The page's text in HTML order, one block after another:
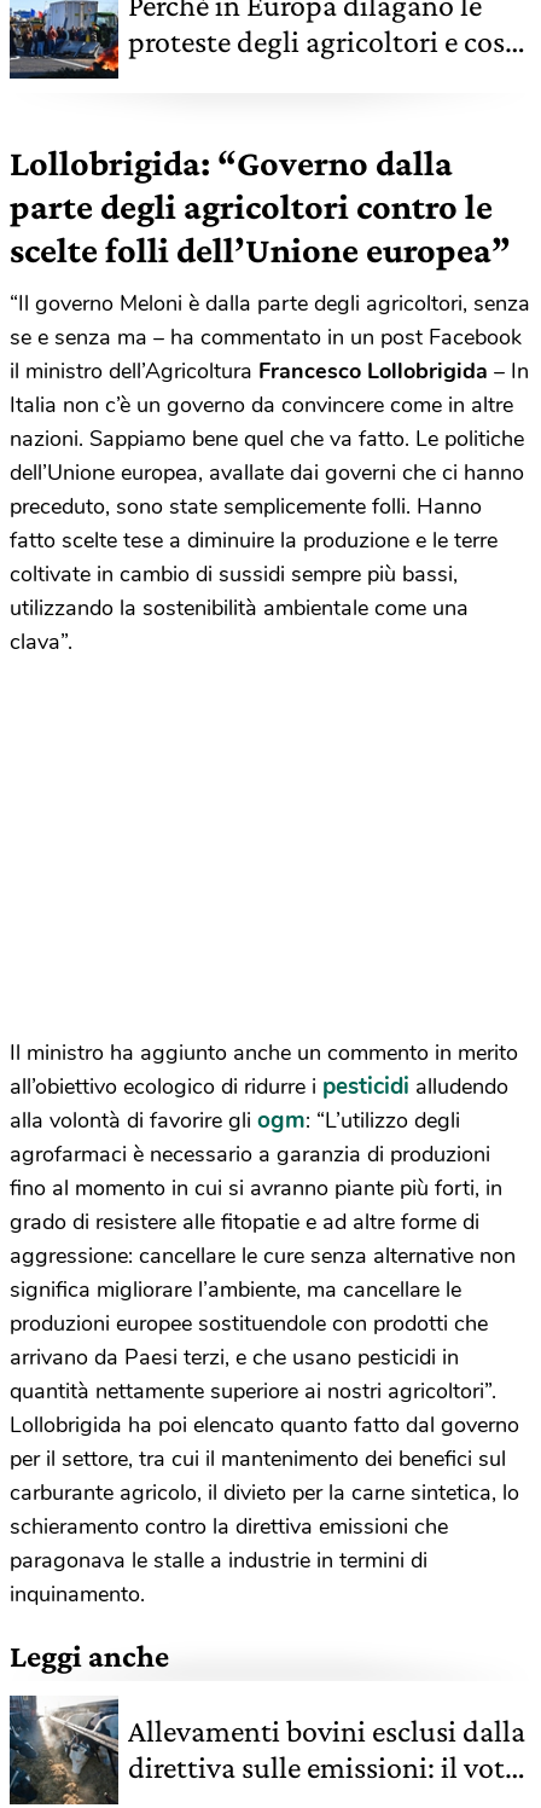
proteste degli agricoltori e cosa
Lollobrigida: “Governo dalla
parte degli agricoltori contro le
scelte folli dell’Unione europea”
“Il governo Meloni è dalla parte degli agricoltori, senza
se e senza ma – ha commentato in un post Facebook
il ministro dell’Agricoltura Francesco Lollobrigida – In
Italia non c’è un governo da convincere come in altre
nazioni. Sappiamo bene quel che va fatto. Le politiche
dell’Unione europea, avallate dai governi che ci hanno
preceduto, sono state semplicemente folli. Hanno
fatto scelte tese a diminuire la produzione e le terre
coltivate in cambio di sussidi sempre più bassi,
utilizzando la sostenibilità ambientale come una
clava”.
Il ministro ha aggiunto anche un commento in merito
all’obiettivo ecologico di ridurre i pesticidi alludendo
alla volontà di favorire gli ogm: “L’utilizzo degli
agrofarmaci è necessario a garanzia di produzioni
fino al momento in cui si avranno piante più forti, in
grado di resistere alle fitopatie e ad altre forme di
aggressione: cancellare le cure senza alternative non
significa migliorare l’ambiente, ma cancellare le
produzioni europee sostituendole con prodotti che
arrivano da Paesi terzi, e che usano pesticidi in
quantità nettamente superiore ai nostri agricoltori”.
Lollobrigida ha poi elencato quanto fatto dal governo
per il settore, tra cui il mantenimento dei benefici sul
carburante agricolo, il divieto per la carne sintetica, lo
schieramento contro la direttiva emissioni che
paragonava le stalle a industrie in termini di
inquinamento.
Leggi anche
Allevamenti bovini esclusi dalla
direttiva sulle emissioni: il voto